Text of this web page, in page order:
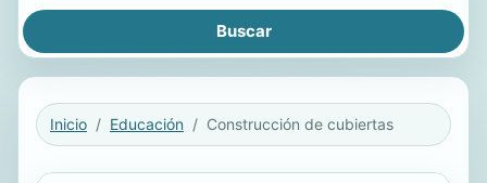
Inicio Educación Construcción de cubiertas